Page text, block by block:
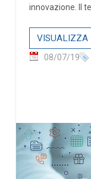
innovazione. Il
VISUALIZZA
08/07/19